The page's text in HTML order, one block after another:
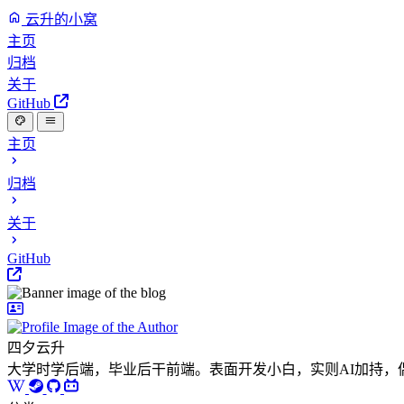
云升的小窝
主页
归档
关于
GitHub
主页
归档
关于
GitHub
四夕云升
大学时学后端，毕业后干前端。表面开发小白，实则AI加持